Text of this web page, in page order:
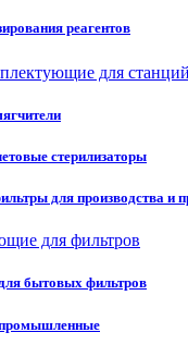
реагентов
для
стерилизаторы
для производства и
для фильтров
бытовых фильтров